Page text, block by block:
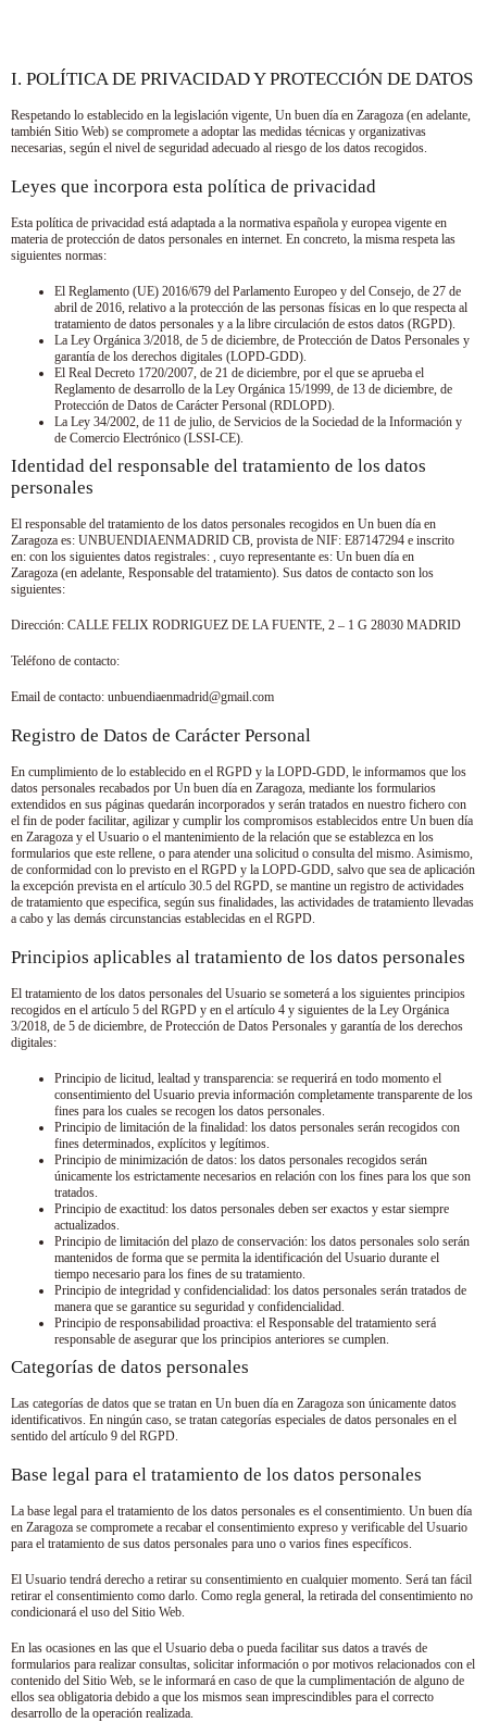
I. POLÍTICA DE PRIVACIDAD Y PROTECCIÓN DE DATOS
Respetando lo establecido en la legislación vigente, Un buen día en Zaragoza (en adelante,
también Sitio Web) se compromete a adoptar las medidas técnicas y organizativas
necesarias, según el nivel de seguridad adecuado al riesgo de los datos recogidos.
Leyes que incorpora esta política de privacidad
Esta política de privacidad está adaptada a la normativa española y europea vigente en
materia de protección de datos personales en internet. En concreto, la misma respeta las
siguientes normas:
El Reglamento (UE) 2016/679 del Parlamento Europeo y del Consejo, de 27 de
abril de 2016, relativo a la protección de las personas físicas en lo que respecta al
tratamiento de datos personales y a la libre circulación de estos datos (RGPD).
La Ley Orgánica 3/2018, de 5 de diciembre, de Protección de Datos Personales y
garantía de los derechos digitales (LOPD-GDD).
El Real Decreto 1720/2007, de 21 de diciembre, por el que se aprueba el
Reglamento de desarrollo de la Ley Orgánica 15/1999, de 13 de diciembre, de
Protección de Datos de Carácter Personal (RDLOPD).
La Ley 34/2002, de 11 de julio, de Servicios de la Sociedad de la Información y
de Comercio Electrónico (LSSI-CE).
Identidad del responsable del tratamiento de los datos
personales
El responsable del tratamiento de los datos personales recogidos en Un buen día en
Zaragoza es: UNBUENDIAENMADRID CB, provista de NIF: E87147294 e inscrito
en: con los siguientes datos registrales: , cuyo representante es: Un buen día en
Zaragoza (en adelante, Responsable del tratamiento). Sus datos de contacto son los
siguientes:
Dirección: CALLE FELIX RODRIGUEZ DE LA FUENTE, 2 – 1 G 28030 MADRID
Teléfono de contacto:
Email de contacto: unbuendiaenmadrid@gmail.com
Registro de Datos de Carácter Personal
En cumplimiento de lo establecido en el RGPD y la LOPD-GDD, le informamos que los
datos personales recabados por Un buen día en Zaragoza, mediante los formularios
extendidos en sus páginas quedarán incorporados y serán tratados en nuestro fichero con
el fin de poder facilitar, agilizar y cumplir los compromisos establecidos entre Un buen día
en Zaragoza y el Usuario o el mantenimiento de la relación que se establezca en los
formularios que este rellene, o para atender una solicitud o consulta del mismo. Asimismo,
de conformidad con lo previsto en el RGPD y la LOPD-GDD, salvo que sea de aplicación
la excepción prevista en el artículo 30.5 del RGPD, se mantine un registro de actividades
de tratamiento que especifica, según sus finalidades, las actividades de tratamiento llevadas
a cabo y las demás circunstancias establecidas en el RGPD.
Principios aplicables al tratamiento de los datos personales
El tratamiento de los datos personales del Usuario se someterá a los siguientes principios
recogidos en el artículo 5 del RGPD y en el artículo 4 y siguientes de la Ley Orgánica
3/2018, de 5 de diciembre, de Protección de Datos Personales y garantía de los derechos
digitales:
Principio de licitud, lealtad y transparencia: se requerirá en todo momento el
consentimiento del Usuario previa información completamente transparente de los
fines para los cuales se recogen los datos personales.
Principio de limitación de la finalidad: los datos personales serán recogidos con
fines determinados, explícitos y legítimos.
Principio de minimización de datos: los datos personales recogidos serán
únicamente los estrictamente necesarios en relación con los fines para los que son
tratados.
Principio de exactitud: los datos personales deben ser exactos y estar siempre
actualizados.
Principio de limitación del plazo de conservación: los datos personales solo serán
mantenidos de forma que se permita la identificación del Usuario durante el
tiempo necesario para los fines de su tratamiento.
Principio de integridad y confidencialidad: los datos personales serán tratados de
manera que se garantice su seguridad y confidencialidad.
Principio de responsabilidad proactiva: el Responsable del tratamiento será
responsable de asegurar que los principios anteriores se cumplen.
Categorías de datos personales
Las categorías de datos que se tratan en Un buen día en Zaragoza son únicamente datos
identificativos. En ningún caso, se tratan categorías especiales de datos personales en el
sentido del artículo 9 del RGPD.
Base legal para el tratamiento de los datos personales
La base legal para el tratamiento de los datos personales es el consentimiento. Un buen día
en Zaragoza se compromete a recabar el consentimiento expreso y verificable del Usuario
para el tratamiento de sus datos personales para uno o varios fines específicos.
El Usuario tendrá derecho a retirar su consentimiento en cualquier momento. Será tan fácil
retirar el consentimiento como darlo. Como regla general, la retirada del consentimiento no
condicionará el uso del Sitio Web.
En las ocasiones en las que el Usuario deba o pueda facilitar sus datos a través de
formularios para realizar consultas, solicitar información o por motivos relacionados con el
contenido del Sitio Web, se le informará en caso de que la cumplimentación de alguno de
ellos sea obligatoria debido a que los mismos sean imprescindibles para el correcto
desarrollo de la operación realizada.